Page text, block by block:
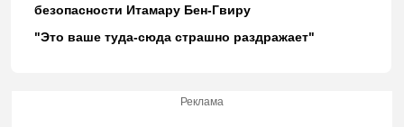
безопасности Итамару Бен-Гвиру
"Это ваше туда-сюда страшно раздражает"
Реклама